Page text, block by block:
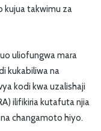
kujua takwimu za
uliofungwa mara
kukabiliwa na
kodi kwa uzalishaji
ilifikiria kutafuta njia
changamoto hiyo.